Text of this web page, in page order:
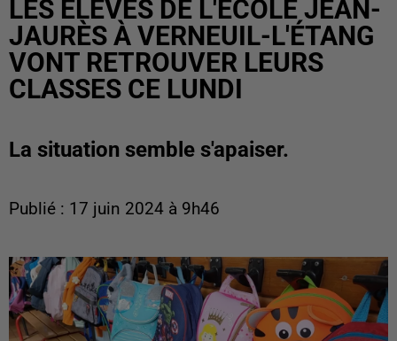
LES ÉLÈVES DE L'ÉCOLE JEAN-
JAURÈS À VERNEUIL-L'ÉTANG
VONT RETROUVER LEURS
CLASSES CE LUNDI
La situation semble s'apaiser.
Publié : 17 juin 2024 à 9h46